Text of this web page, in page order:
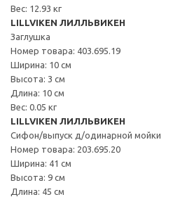
Вес: 12.93 кг
LILLVIKEN ЛИЛЛЬВИКЕН
Заглушка
Номер товара: 403.695.19
Ширина: 10 см
Высота: 3 см
Длина: 10 см
Вес: 0.05 кг
LILLVIKEN ЛИЛЛЬВИКЕН
Сифон/выпуск д/одинарной мойки
Номер товара: 203.695.20
Ширина: 41 см
Высота: 9 см
Длина: 45 см